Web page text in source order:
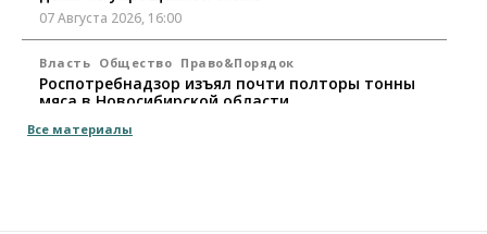
07 Августа 2026, 16:00
Власть Общество Право&Порядок
Роспотребнадзор изъял почти полторы тонны
мяса в Новосибирской области
07 Августа 2026, 15:00
Все материалы